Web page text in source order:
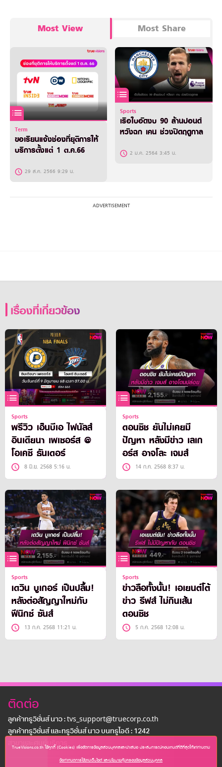
Most View Most Share
Term
ขอเรียนแจ้งช่องที่ยุติการให้
บริการตั้งแต่ 1 ต.ค.66
29 ส.ค. 2566 9:29 น.
Sports
เรือใบอัดงบ 90 ล้านปอนด์
หวังฉก เคน ช่วงปิดฤดูกาล
2 ม.ค. 2564 3:45 น.
เรื่องที่เกี่ยวข้อง
Sports
พรีวิว เอ็นบีเอ ไฟนัลส์
อินเดียนา เพเซอร์ส @
โอเคซี ธันเดอร์
8 มิ.ย. 2568 5:16 น.
Sports
ดอนซิช ยันไม่เคยมี
ปัญหา หลังมีข่าว เลเก
อร์ส อาจโละ เจมส์
14 ก.ค. 2568 8:37 น.
Sports
เดวิน บูเกอร์ เป็นปลื้ม!
หลังต่อสัญญาใหม่กับ
ฟีนิกซ์ ซันส์
13 ก.ค. 2568 11:21 น.
Sports
ข่าวลือทั้งนั้น! เอเยนต์โต้
ข่าว รีฟส์ ไม่กินเส้น
ดอนซิช
5 ก.ค. 2568 12:08 น.
ติดต่อ
ลูกค้าทรูวิชั่นส์ นาว : tvs_support@truecorp.co.th
ลูกค้าทรูวิชั่นส์ และทรูวิชั่นส์ นาว บนทรูไอดี : 1242
สาขาเเละศูนย์บริการ
TrueVisions.co.th ใช้คุกกี้ (Cookies) เพื่อจัดการข้อมูลส่วนบุคคลและนำเสนอ ประสบการณ์คอนเทนต์ที่ดีที่สุดให้แก่ท่านตาม
ข้อกำหนดการใช้งานเว็บไซต์ และนโยบายคุ้มครองข้อมูลส่วนบุคคล